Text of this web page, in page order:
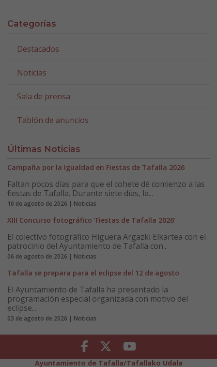
Categorías
Destacados
Noticias
Sala de prensa
Tablón de anuncios
Últimas Noticias
Campaña por la Igualdad en Fiestas de Tafalla 2026
Faltan pocos días para que el cohete dé comienzo a las
fiestas de Tafalla. Durante siete días, la...
10 de agosto de 2026 | Noticias
XIII Concurso fotográfico ‘Fiestas de Tafalla 2026’
El colectivo fotográfico Higuera Argazki Elkartea con el
patrocinio del Ayuntamiento de Tafalla con...
06 de agosto de 2026 | Noticias
Tafalla se prepara para el eclipse del 12 de agosto
El Ayuntamiento de Tafalla ha presentado la
programación especial organizada con motivo del
eclipse...
03 de agosto de 2026 | Noticias
Facebook Twitter Youtube
Ayuntamiento de Tafalla/Tafallako Udala